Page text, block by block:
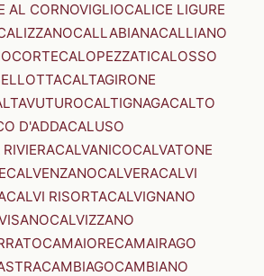
AL CORNOVIGLIOCALICE LIGURE
CALLABIANACALLIANO
CALOPEZZATICALOSSO
CALTAGIRONE
CALTIGNAGACALTO
D'ADDACALUSO
CALVANICOCALVATONE
CALVENZANOCALVERACALVI
CALVI RISORTACALVIGNANO
CALVIZZANO
CAMAIORECAMAIRAGO
CAMBIAGOCAMBIANO